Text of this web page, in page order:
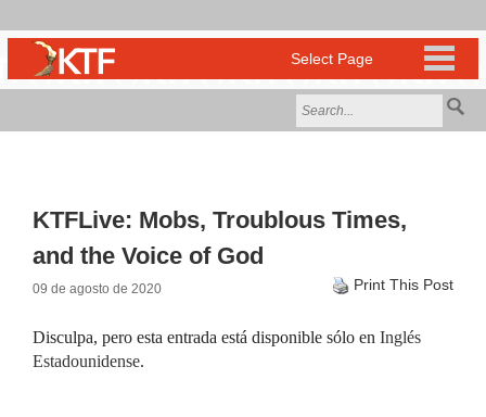
KTFLive: Mobs, Troublous Times,
and the Voice of God
09 de agosto de 2020 Print This Post
Disculpa, pero esta entrada está disponible sólo en Inglés
Estadounidense.